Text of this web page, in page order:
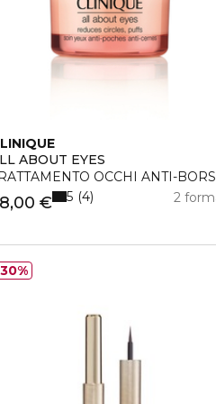
ABOUT EYES
OCCHI ANTI-
€ 2
5 4
30%